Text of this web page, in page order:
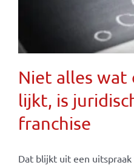
Niet alles wat
lijkt, is
franchise
Dat blijkt uit een uitspraak